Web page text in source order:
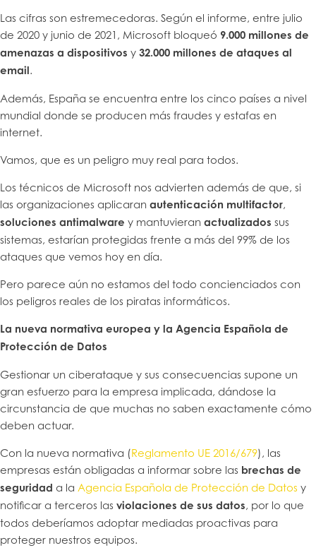
Las cifras son estremecedoras. Según el informe, entre julio
de 2020 y junio de 2021, Microsoft bloqueó 9.000 millones de
amenazas a dispositivos y 32.000 millones de ataques al
email.
Además, España se encuentra entre los cinco países a nivel
mundial donde se producen más fraudes y estafas en
internet.
Vamos, que es un peligro muy real para todos.
Los técnicos de Microsoft nos advierten además de que, si
las organizaciones aplicaran autenticación multifactor,
soluciones antimalware y mantuvieran actualizados sus
sistemas, estarían protegidas frente a más del 99% de los
ataques que vemos hoy en día.
Pero parece aún no estamos del todo concienciados con
los peligros reales de los piratas informáticos.
La nueva normativa europea y la Agencia Española de
Protección de Datos
Gestionar un ciberataque y sus consecuencias supone un
gran esfuerzo para la empresa implicada, dándose la
circunstancia de que muchas no saben exactamente cómo
deben actuar.
Con la nueva normativa (Reglamento UE 2016/679), las
empresas están obligadas a informar sobre las brechas de
seguridad a la Agencia Española de Protección de Datos y
notificar a terceros las violaciones de sus datos, por lo que
todos deberíamos adoptar mediadas proactivas para
proteger nuestros equipos.